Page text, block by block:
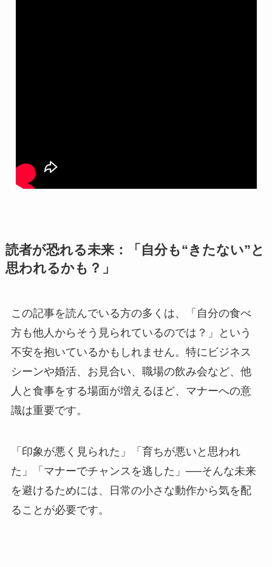
読者が恐れる未来：「自分も“きたない”と
思われるかも？」
この記事を読んでいる方の多くは、「自分の食べ
方も他人からそう見られているのでは？」という
不安を抱いているかもしれません。特にビジネス
シーンや婚活、お見合い、職場の飲み会など、他
人と食事をする場面が増えるほど、マナーへの意
識は重要です。
「印象が悪く見られた」「育ちが悪いと思われ
た」「マナーでチャンスを逃した」──そんな未来
を避けるためには、日常の小さな動作から気を配
ることが必要です。